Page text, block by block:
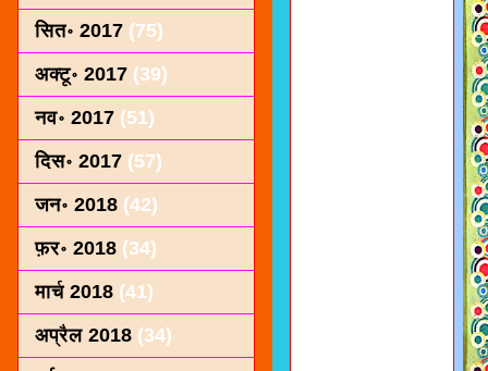
सित॰ 2017 (75)
अक्टू॰ 2017 (39)
नव॰ 2017 (51)
दिस॰ 2017 (57)
जन॰ 2018 (42)
फ़र॰ 2018 (34)
मार्च 2018 (41)
अप्रैल 2018 (34)